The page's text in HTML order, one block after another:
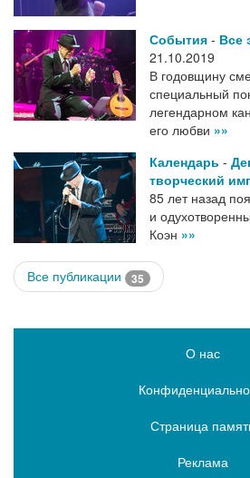
События - Все
21.10.2019
В годовщину
специальный
легендарном
его любви »»
Календарь -
творческий
85 лет назад
и
Коэн »»
Все публикации 35
О нас
Страница
Реклама